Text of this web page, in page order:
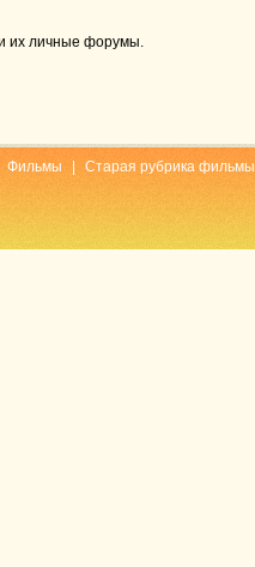
их личные форумы.
Фильмы
Старая рубрика фильмы